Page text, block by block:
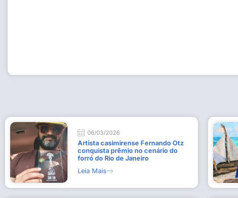
06/03/2026
Artista casimirense Fernando Otz
conquista prêmio no cenário do
forró do Rio de Janeiro
Leia Mais